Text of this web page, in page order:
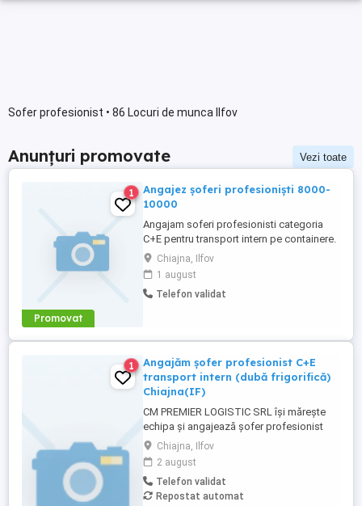
Sofer profesionist • 86 Locuri de munca Ilfov
Anunțuri promovate Vezi toate
Promovat
1
Angajez șoferi profesioniști 8000-
10000
Angajam soferi profesionisti categoria
C+E pentru transport intern pe containere.
Oferim: * Salariu motivant, platit la timp; *
Contract de munca; * Camioane bine
intretinute; * Program de lucru de luni pana
vineri; * Weekendurile libere; * Mediu de
Chiajna, Ilfov
1 august
Telefon validat
1
Angajăm șofer profesionist C+E
transport intern (dubă frigorifică)
Chiajna(IF)
CM PREMIER LOGISTIC SRL își mărește
echipa și angajează șofer profesionist
pentru transport intern de mărfuri cu
semiremorcă frigorifică. Cerințe: Permis de
conducere categoria C+E; Atestat
profesional marfă și card tahograf
valabile; Experiență în conducerea
Chiajna, Ilfov
2 august
Telefon validat
Repostat automat